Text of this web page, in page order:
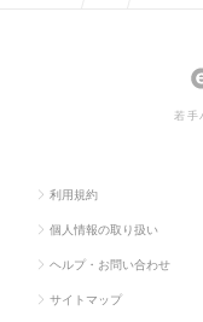
若手
利用規約
個人情報の取り扱い
ヘルプ・お問い合わせ
サイトマップ